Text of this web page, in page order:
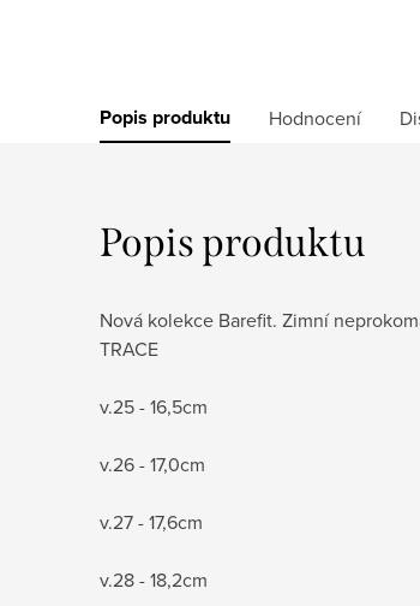
Popis produktu Hodnocení
Popis produktu
Nová kolekce Barefit. Zimní
TRACE
v.25 - 16,5cm
v.26 - 17,0cm
v.27 - 17,6cm
v.28 - 18,2cm